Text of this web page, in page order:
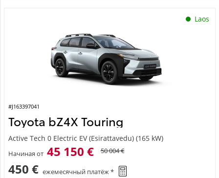
Laos
#J163397041
Toyota bZ4X Touring
Active Tech 0 Electric EV (Esirattavedu) (165 kW)
Начиная от 45 150 € 50 004 €
450 € ежемесячный платёж *